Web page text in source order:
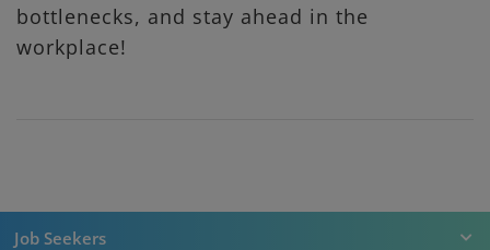
bottlenecks, and stay ahead in the
workplace!
Job Seekers